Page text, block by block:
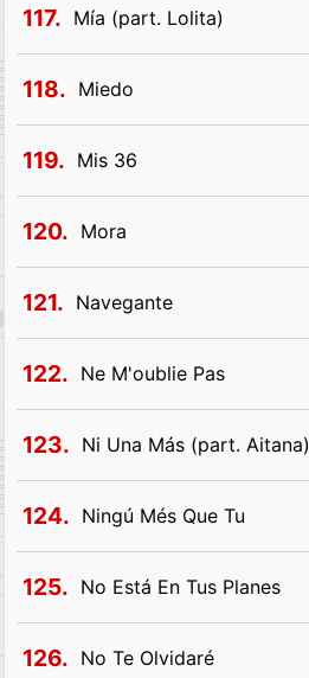
117. Mía (part. Lolita)
118. Miedo
119. Mis 36
120. Mora
121. Navegante
122. Ne M'oublie Pas
123. Ni Una Más (part. Aitana)
124. Ningú Més Que Tu
125. No Está En Tus Planes
126. No Te Olvidaré